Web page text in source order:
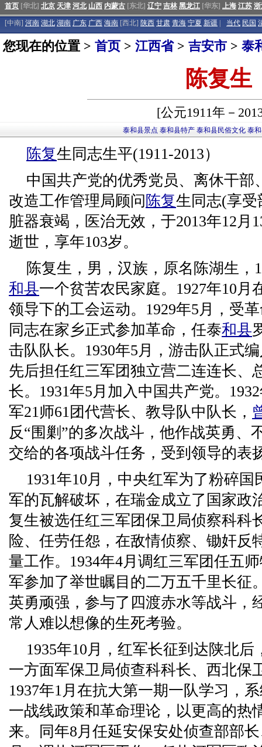
首页 [华北] 北京 天津 河北 山西 内蒙古 [东北] 辽宁 吉林 黑龙江 [华东] 上海 江苏
[中南] 河南 湖北 湖南 广东 广西 海南 [西北] 陕西 甘肃 青海 宁夏 新疆 当代 民国
您现在的位置 > 首页 > 江西省> 吉安市 > 泰
陈复生
[公元1911年－
泰和县景点 泰和县特产 泰和县民俗文化 泰
陈复生同志生平(1911-2013）
中国共产党的优秀党员、离休干部
改造工作管理局顾问 陈复生同志(享
脏器衰竭，医治无效，于2013年12月
逝世，享年103岁。
陈复生，男，汉族，原名陈湖生，
和县一个贫苦农民家庭。1927年10月
领导下的工会运动。1929年5月，受
同志在家乡正式参加革命，任泰和县
击队队长。1930年5月，游击队正式
先后担任红三军团独立营二连连长、
长。1931年5月加入中国共产党。
军21师61团代营长、教导队中队长，
反“围剿”的多次战斗，他作战英勇、
交给的各项战斗任务，受到领导的表
1931年10月，中央红军为了粉碎
军的瓦解破坏，在瑞金成立了国家政
复生被选任红三军团保卫局侦察科科
险、任劳任怨，在敌情侦察、锄奸反
量工作。1934年4月调红三军团任五
军参加了举世瞩目的二万五千里长征
英勇顽强，参与了四渡赤水等战斗，
常人难以想像的生死考验。
1935年10月，红军长征到达陕北
一方面军保卫局侦查科科长、西北保
1937年1月在抗大第一期一队学习，
一战线政策和革命理论，以更高的热
来。同年8月任延安保安处侦查部部